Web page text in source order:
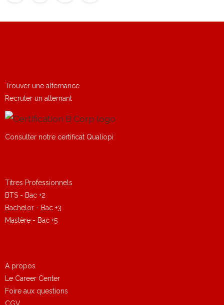
Trouver une alternance
Recruter un alternant
Consulter notre certificat Qualiopi
Titres Professionnels
BTS - Bac +2
Bachelor - Bac +3
Mastère - Bac +5
A propos
Le Career Center
Foire aux questions
CGV